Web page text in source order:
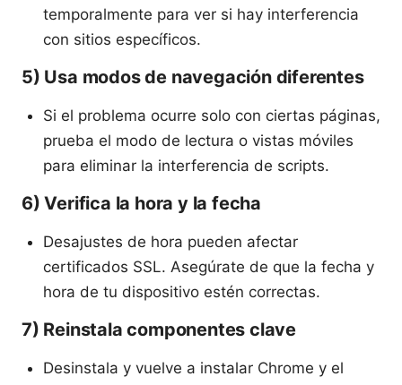
temporalmente para ver si hay interferencia
con sitios específicos.
5) Usa modos de navegación diferentes
Si el problema ocurre solo con ciertas páginas,
prueba el modo de lectura o vistas móviles
para eliminar la interferencia de scripts.
6) Verifica la hora y la fecha
Desajustes de hora pueden afectar
certificados SSL. Asegúrate de que la fecha y
hora de tu dispositivo estén correctas.
7) Reinstala componentes clave
Desinstala y vuelve a instalar Chrome y el